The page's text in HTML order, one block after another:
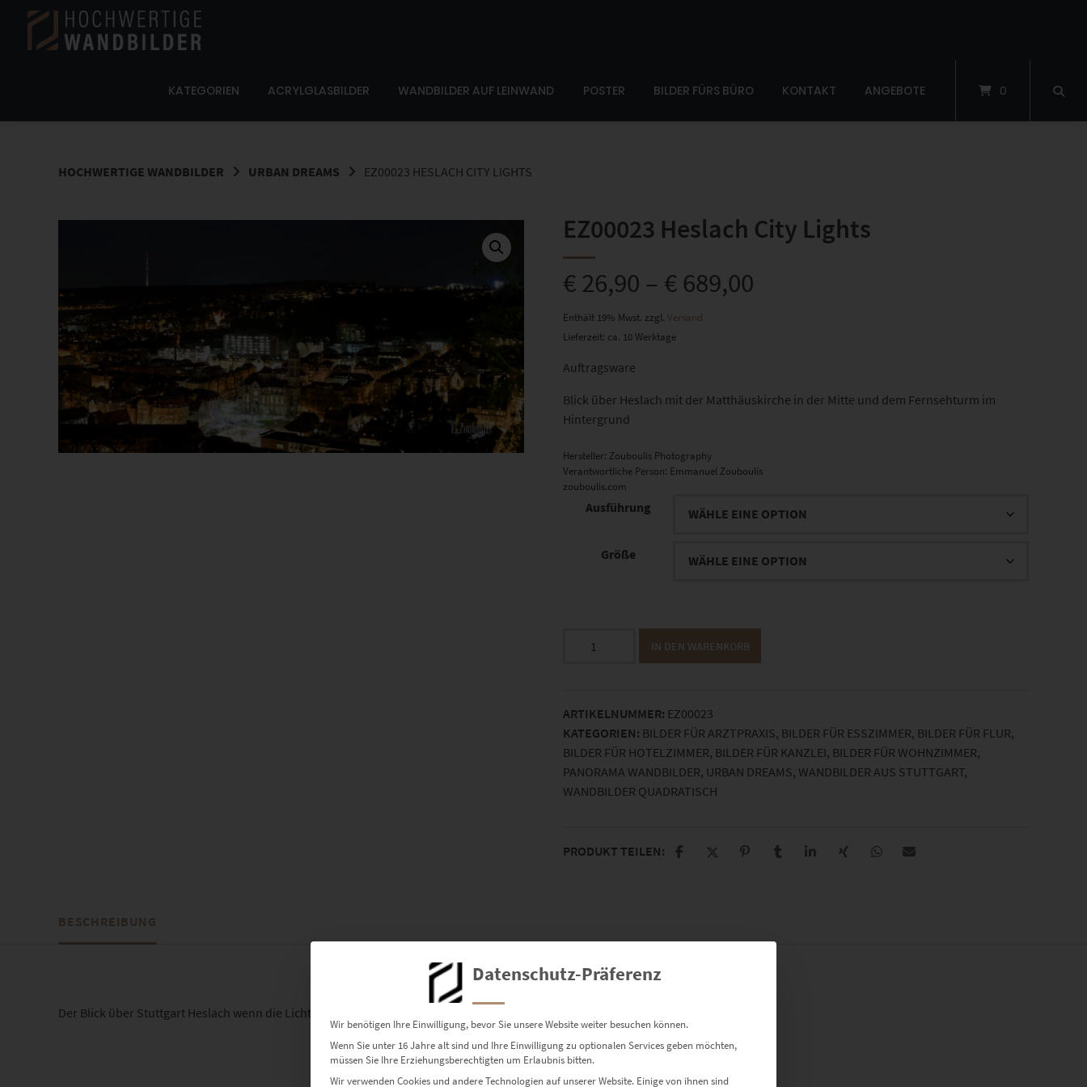
Springe
Inhalt
KATEGORIEN ACRYLGLASBILDER WANDBILDER AUF LEINWAND POSTER BILDER FÜRS BÜRO KONTAKT ANGEBOTE 0
HOCHWERTIGE WANDBILDER URBAN DREAMS EZ00023 HESLACH CITY LIGHTS
EZ00023 Heslach City Lights
€26,90 – € 689,00
Enthält 19% Mwst. zzgl. Versand
Lieferzeit: ca. 10 Werktage
Auftragsware
Blick über Heslach mit der Matthäuskirche in der Mitte und dem Fernsehturm im
Hintergrund
Hersteller: Zouboulis Photography
Verantwortliche Person: Emmanuel Zouboulis
zouboulis.com
Ausführung
Größe
Menge
IN DEN WARENKORB
ARTIKELNUMMER: EZ00023
KATEGORIEN: BILDER FÜR ARZTPRAXIS, BILDER FÜR ESSZIMMER, BILDER FÜR FLUR,
BILDER FÜR HOTELZIMMER, BILDER FÜR KANZLEI, BILDER FÜR WOHNZIMMER,
PANORAMA WANDBILDER, URBAN DREAMS, WANDBILDER AUS STUTTGART,
WANDBILDER QUADRATISCH
PRODUKT TEILEN:
BESCHREIBUNG
Der Blick über Stuttgart Heslach wenn die Lichter funkeln.
Datenschutz-Präferenz
Wir benötigen Ihre Einwilligung, bevor Sie unsere Website weiter besuchen können.
Wenn Sie unter 16 Jahre alt sind und Ihre Einwilligung zu optionalen Services geben möchten,
müssen Sie Ihre Erziehungsberechtigten um Erlaubnis bitten.
Wir verwenden Cookies und andere Technologien auf unserer Website. Einige von ihnen sind